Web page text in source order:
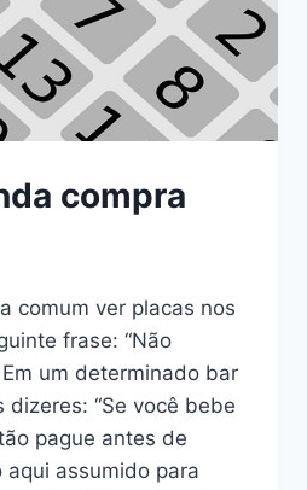
compra
comum ver placas nos
frase: “Não
um determinado bar
dizeres: “Se você bebe
pague antes de
aqui assumido para